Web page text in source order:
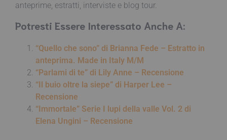
anteprime, estratti, interviste e blog tour.
Potresti Essere Interessato Anche A:
“Quello che sono” di Brianna Fede – Estratto in
anteprima. Made in Italy M/M
“Parlami di te” di Lily Anne – Recensione
“Il buio oltre la siepe” di Harper Lee –
Recensione
“Immortale” Serie I lupi della valle Vol. 2 di
Elena Ungini – Recensione